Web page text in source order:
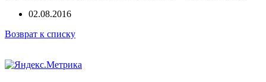
02.08.2016
Возврат к списку